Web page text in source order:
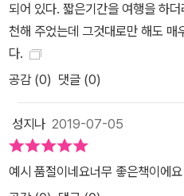
되어 있다. 짧은기간을 여행을 하
천해 주었는데 그것대로만 해도
다.
공감 (0) 댓글 (0)
성지나 2019-07-05
예시 품절이네요너무 좋은책이에요